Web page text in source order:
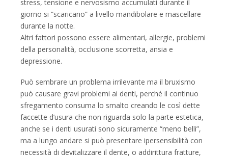
stress, tensione e nervosismo accumulati durante il
giorno si “scaricano” a livello mandibolare e mascellare
durante la notte.
Altri fattori possono essere alimentari, allergie, problemi
della personalità, occlusione scorretta, ansia e
depressione.
Può sembrare un problema irrilevante ma il bruxismo
può causare gravi problemi ai denti, perché il continuo
sfregamento consuma lo smalto creando le così dette
faccette d’usura che non riguarda solo la parte estetica,
anche se i denti usurati sono sicuramente “meno belli”,
ma a lungo andare si può presentare ipersensibilità con
necessità di devitalizzare il dente, o addirittura fratture,